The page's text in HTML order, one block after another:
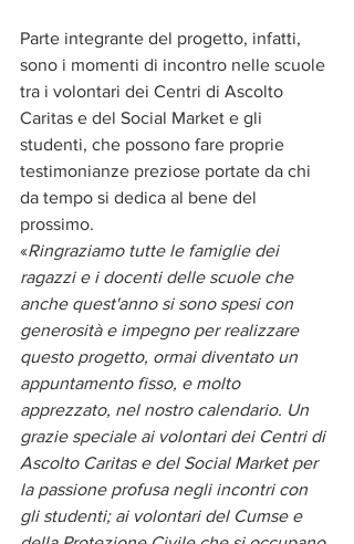
Parte integrante del progetto, infatti,
sono i momenti di incontro nelle scuole
tra i volontari dei Centri di Ascolto
Caritas e del Social Market e gli
studenti, che possono fare proprie
testimonianze preziose portate da chi
da tempo si dedica al bene del
prossimo.
«Ringraziamo tutte le famiglie dei
ragazzi e i docenti delle scuole che
anche quest'anno si sono spesi con
generosità e impegno per realizzare
questo progetto, ormai diventato un
appuntamento fisso, e molto
apprezzato, nel nostro calendario. Un
grazie speciale ai volontari dei Centri di
Ascolto Caritas e del Social Market per
la passione profusa negli incontri con
gli studenti; ai volontari del Cumse e